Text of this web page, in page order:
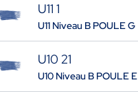
U11 1
U11 Niveau B POULE G
U10 21
U10 Niveau B POULE E